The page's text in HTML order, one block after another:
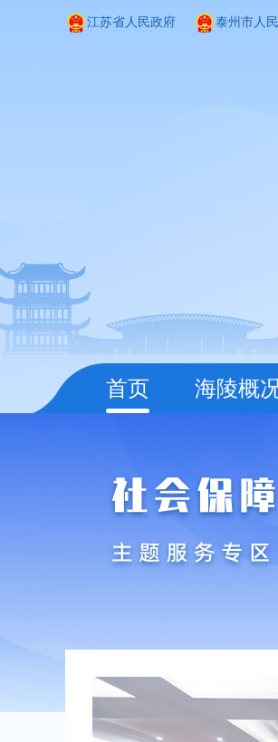
江苏省人民政府 泰州市人
首页 海陵概